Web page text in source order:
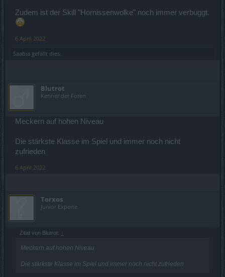
Zudem ist der Skill "Hornissenwolke" noch immer verbuggt.
6 April 2022
Saabia gefällt dies.
Blutrot
Kenner der Foren
Meckern auf hohen Niveau
Die stärkste Klasse im Spiel und immer noch nicht
zufrieden
6 April 2022
Torxos
Junior Experte
Zitat von Blutrot: ↑
Meckern auf hohen Niveau
Die stärkste Klasse im Spiel und immer noch nicht zufrieden